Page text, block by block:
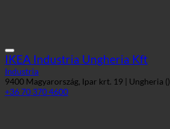
IKEA Industria Ungheria Kft
Industria
9400 Magyarország, Ipar krt. 19 | Ungheria ()
+36 70 370 4600